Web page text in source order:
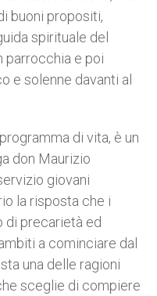
buoni propositi,
spirituale del
parrocchia e poi
e solenne davanti al
di vita, è un
don Maurizio
giovani
la risposta che i
di precarietà ed
a cominciare dal
una delle ragioni
sceglie di compiere